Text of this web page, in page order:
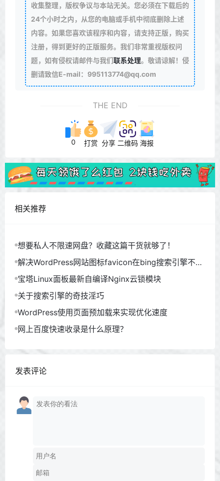
收集整理，版权争议与本站无关。您必须在下载后的
24个小时之内，从您的电脑或手机中彻底删除上述
内容。如果您喜欢该程序和内容，请支持正版，购买
注册，得到更好的正版服务。我们非常重视版权问
题，如有侵权请邮件与我们联系处理。敬请谅解！侵
删请致信E-mail：995113774@qq.com
THE END
0 打赏 分享 二维码 海报
相关推荐
想要私人不限速网盘？收藏这篇干货就够了！
解决WordPress网站图标favicon在bing搜索引擎不显
示问题！
宝塔Linux面板最新自编译Nginx云锁模块
关于搜索引擎的奇技淫巧
WordPress使用页面预加载来实现优化速度
网上百度快速收录是什么原理？
发表评论